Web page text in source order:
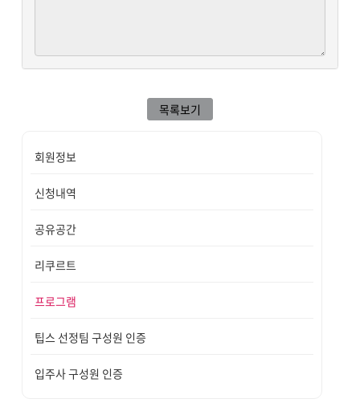
목록보기
회원정보
신청내역
공유공간
리쿠르트
프로그램
팁스 선정팀 구성원 인증
입주사 구성원 인증